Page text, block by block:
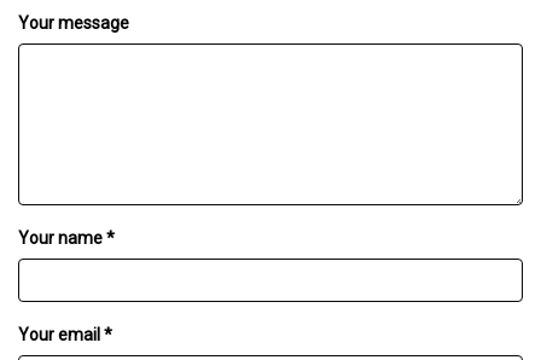
Your message
Your name *
Your email *